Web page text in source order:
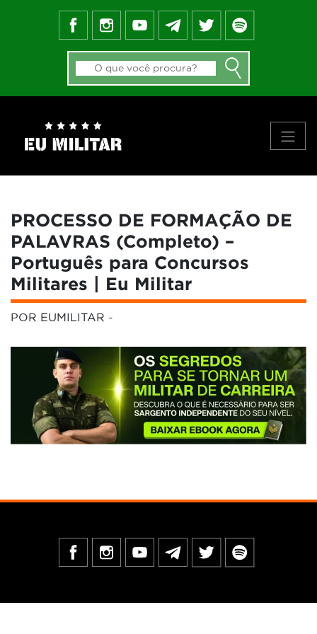
FEED DO BLOG
GALERIA DE APROVADOS
NOTÍCIAS
MATERIAIS
PRINCIPAIS VÍDEOS
SOBRE NÓS
PROCESSO DE FORMAÇÃO DE
PALAVRAS (Completo) –
Português para Concursos
Militares | Eu Militar
POR EUMILITAR -